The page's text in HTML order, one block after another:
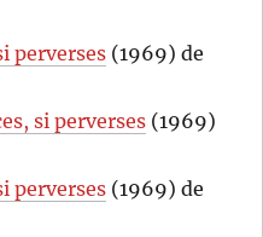
perverses (1969) de
si perverses (1969)
perverses (1969) de